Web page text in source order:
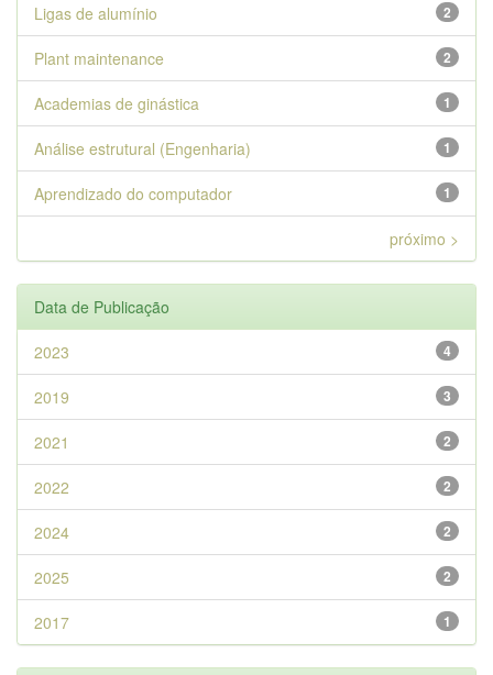
2
Ligas de alumínio
2
Plant maintenance
1
Academias de ginástica
1
Análise estrutural (Engenharia)
1
Aprendizado do computador
próximo >
Data de Publicação
4
2023
3
2019
2
2021
2
2022
2
2024
2
2025
1
2017